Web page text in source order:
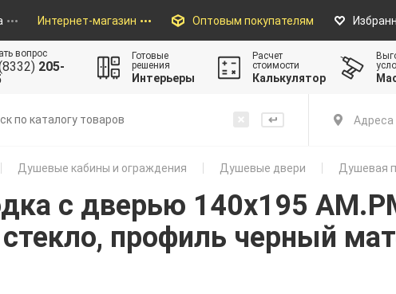
Интернет-магазин Оптовым покупателям
вопрос
205-
Готовые
решения
Интерьеры
Расчет
стоимости
Калькулятор
Адреса
Душевые кабины и ограждения Душевые двери Душевая
с дверью 140x195
профиль черный